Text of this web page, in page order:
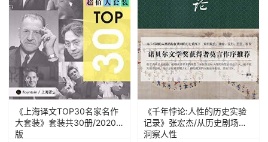
《上海译文TOP30名家名作
大套装》套装共30册/2020年
版
《千年悖论:人性的历史实验
记录》张宏杰/从历史剧场里
洞察人性